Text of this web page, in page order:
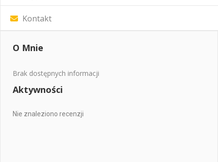
Kontakt
O Mnie
Brak dostępnych informacji
Aktywności
Nie znaleziono recenzji